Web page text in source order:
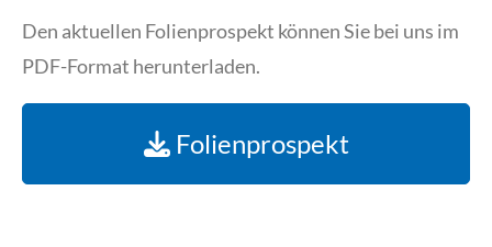
Den aktuellen Folienprospekt können Sie bei uns im
PDF-Format herunterladen.
Folienprospekt